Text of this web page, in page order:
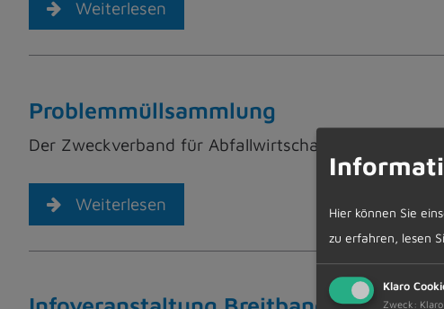
Weiterlesen
Problemmüllsammlung
Der Zweckverband für Abfallwirtschaft führt am
Weiterlesen Hier können Sie
zu erfahren, lesen
Klaro
Zweck : Klaro